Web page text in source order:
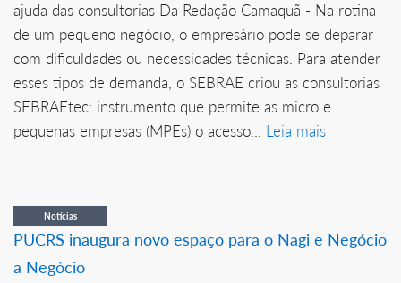
ajuda das consultorias Da Redação Camaquã - Na rotina
de um pequeno negócio, o empresário pode se deparar
com dificuldades ou necessidades técnicas. Para atender
esses tipos de demanda, o SEBRAE criou as consultorias
SEBRAEtec: instrumento que permite as micro e
pequenas empresas (MPEs) o acesso... Leia mais
Notícias
PUCRS inaugura novo espaço para o Nagi e Negócio
a Negócio